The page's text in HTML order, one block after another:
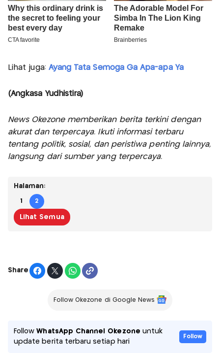
Lihat juga: Ayang Tata Semoga Ga Apa-apa Ya
(Angkasa Yudhistira)
News Okezone memberikan berita terkini dengan
akurat dan terpercaya. Ikuti informasi terbaru
tentang politik, sosial, dan peristiwa penting lainnya,
langsung dari sumber yang terpercaya.
Halaman:
1 2
Lihat Semua
Share
Follow Okezone di Google News
FollowWhatsApp Channel Okezone untuk
update berita terbaru setiap hari
Follow